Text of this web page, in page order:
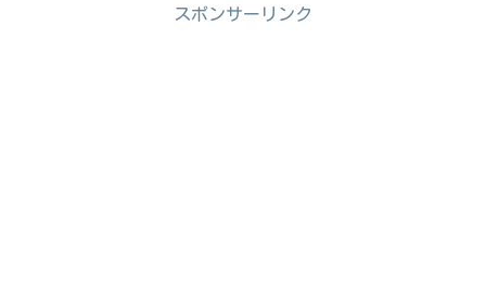
スポンサーリンク